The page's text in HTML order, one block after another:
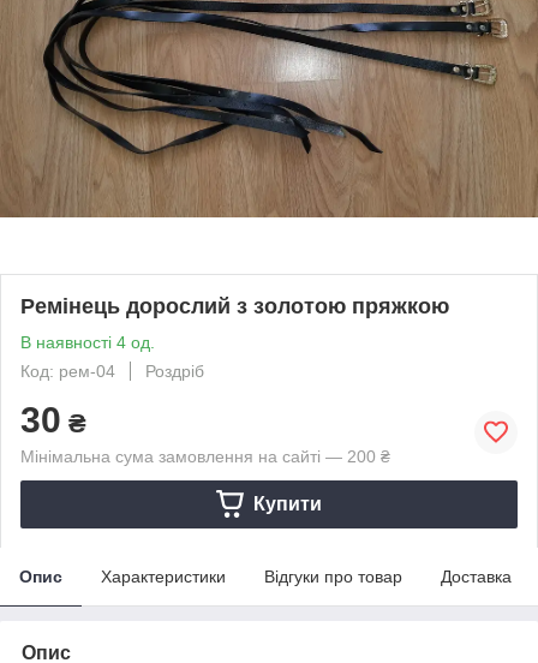
Ремінець дорослий з золотою пряжкою
В наявності 4 од.
Код: рем-04
Роздріб
30 ₴
Мінімальна сума замовлення на сайті — 200 ₴
Купити
Опис Характеристики Відгуки про товар Доставка
Опис